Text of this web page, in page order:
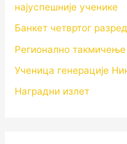
најуспешније ученике
Банкет четвртог
Регионално
Ученица генерације
Наградни излет